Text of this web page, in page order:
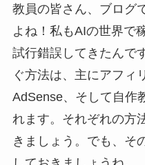
教員の皆さん、ブログ
よね！私もAIの世界で
試行錯誤してきたんで
ぐ方法は、主にアフィ
AdSense、そして自作
れます。それぞれの方
きましょう。でも、そ